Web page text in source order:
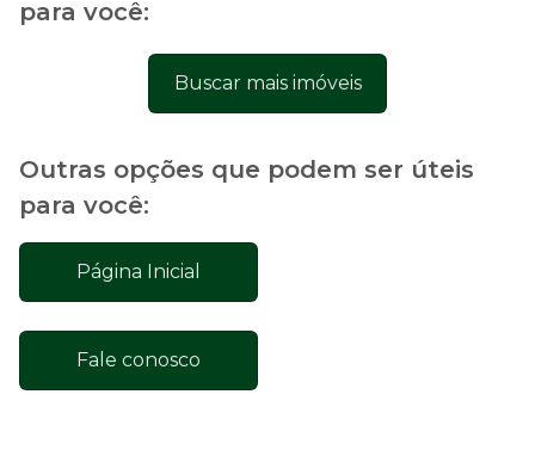
para você:
Buscar mais imóveis
Outras opções que podem ser úteis
para você:
Página Inicial
Fale conosco